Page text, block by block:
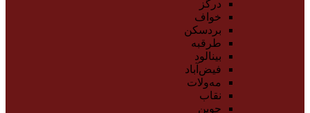
درگز
خواف
بردسکن
طرقبه
بینالود
فیض‌آباد
مه‌ولات
نقاب
جوین